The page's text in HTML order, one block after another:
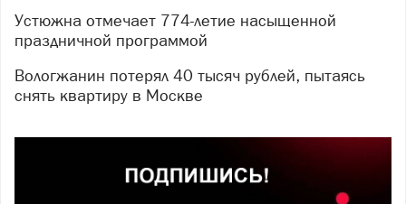
Устюжна отмечает 774-летие насыщенной
праздничной программой
Вологжанин потерял 40 тысяч рублей, пытаясь
снять квартиру в Москве